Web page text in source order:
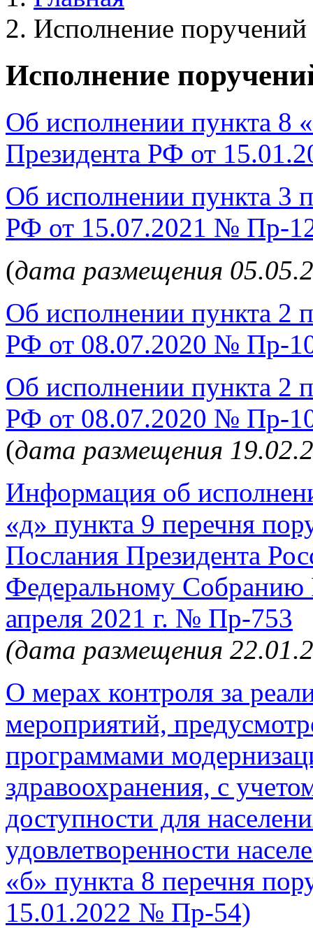
Исполнение поручений
Исполнение
Об исполнении пункта 8
Президента РФ от
Об исполнении пункта 3
РФ от 15.07.2021 № Пр-
(дата размещения
Об исполнении пункта 2
РФ от 08.07.2020 № Пр-
Об исполнении пункта 2
РФ от 08.07.2020 № Пр-
(дата размещения
Информация об
«д» пункта 9 перечня
Послания Президента
Федеральному Собранию
апреля 2021 г. № Пр-753
(дата размещения
О мерах контроля за
мероприятий,
программами
здравоохранения, с
доступности для
удовлетворенности
«б» пункта 8 перечня
15.01.2022 № Пр-54)